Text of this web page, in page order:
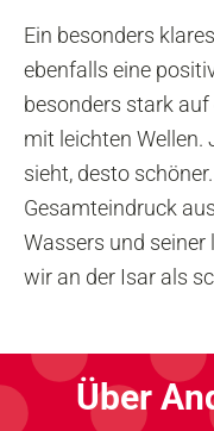
Ein besonders
ebenfalls eine
besonders stark
mit leichten Wellen.
sieht, desto
Gesamteindruck
Wassers und
wir an der Isar als
Über